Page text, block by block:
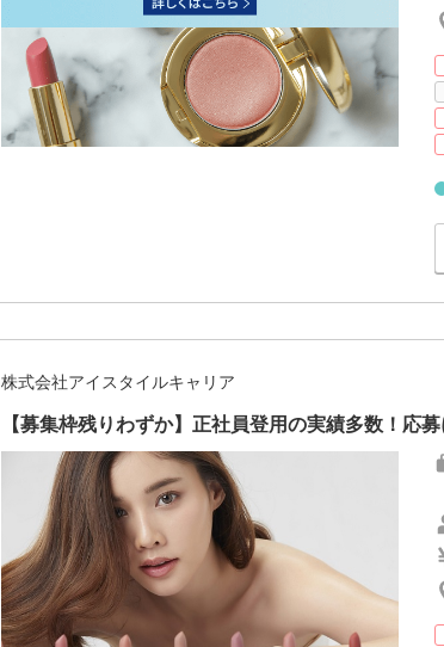
株式会社アイスタイルキャリア
【募集枠残りわずか】正社員登用の実績多数！応